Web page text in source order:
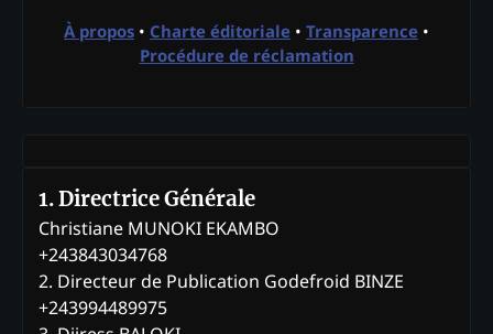
À propos • Charte éditoriale • Transparence •
Procédure de réclamation
1. Directrice Générale
Christiane MUNOKI EKAMBO
+243843034768
2. Directeur de Publication Godefroid BINZE
+243994489975